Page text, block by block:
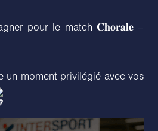
pour le match 𝐂𝐡𝐨𝐫𝐚𝐥𝐞 –
un moment privilégié avec vos